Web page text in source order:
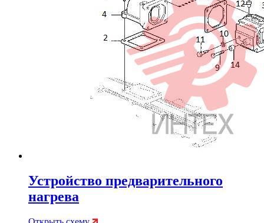
Устройство предварительного
нагрева